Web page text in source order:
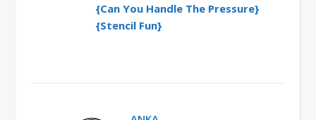
{Can You Handle The Pressure}
{Stencil Fun}